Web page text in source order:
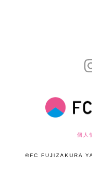
個人
©FC FUJIZAKURA